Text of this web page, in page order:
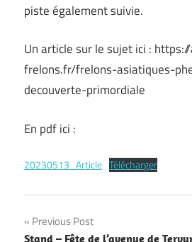
piste également suivie.
Un article sur le sujet ici :
frelons.fr/frelons-asiatiques-
decouverte-primordiale
En pdf ici :
20230513_Article Télécharger
Navigation
Previous Post
Stand – Fête de l’avenue de